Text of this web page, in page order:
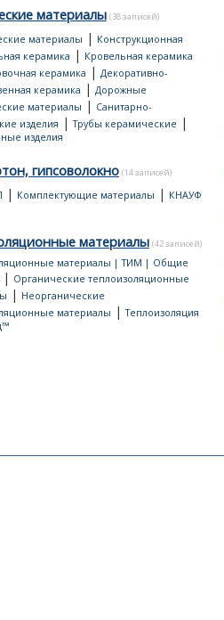
материалы (38 записей)
материалы | Конструкционная
керамика | Кровельная керамика
керамика | Декоративно-
керамика | Дорожные
материалы | Санитарно-
изделия |Трубы керамические |
изделия
гипсоволокно (14 записей)
| Комплектующие материалы | КНАУФ
материалы (42 записей)
материалы | ТИМ | Общие
| Органические теплоизоляционные
| Неорганические
материалы |Теплоизоляция